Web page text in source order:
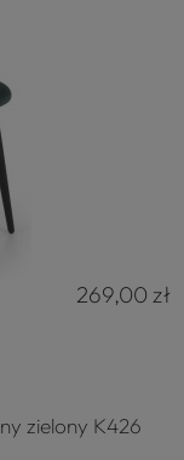
269,00 zł
zielony K426